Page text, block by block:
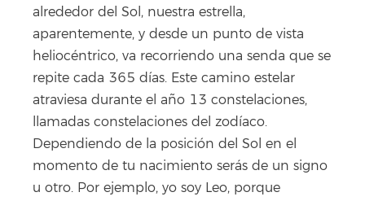
alrededor del Sol, nuestra estrella,
aparentemente, y desde un punto de vista
heliocéntrico, va recorriendo una senda que se
repite cada 365 días. Este camino estelar
atraviesa durante el año 13 constelaciones,
llamadas constelaciones del zodíaco.
Dependiendo de la posición del Sol en el
momento de tu nacimiento serás de un signo
u otro. Por ejemplo, yo soy Leo, porque